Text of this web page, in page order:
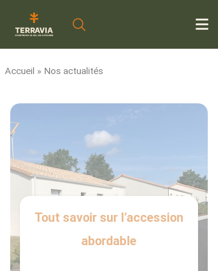
Accueil » Nos actualités
Tout savoir sur l’accession
abordable